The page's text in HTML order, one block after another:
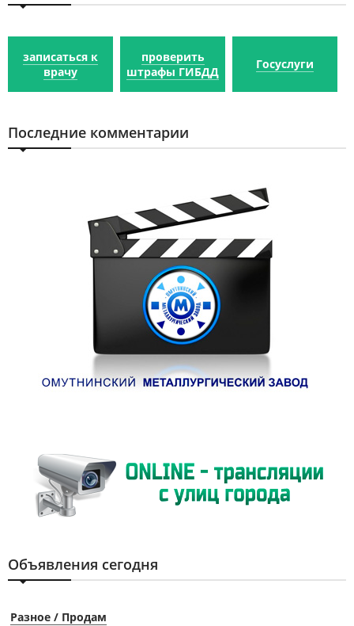
записаться к
врачу
проверить
штрафы ГИБДД
Госуслуги
Последние комментарии
Объявления сегодня
Разное / Продам